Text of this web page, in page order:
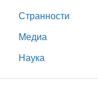
Странности
Медиа
Наука